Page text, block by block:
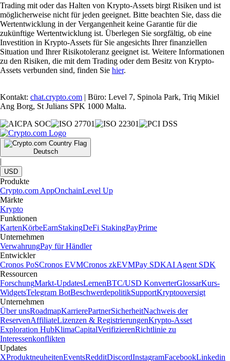
Trading mit oder das Halten von Krypto-Assets birgt Risiken und ist
möglicherweise nicht für jeden geeignet. Bitte beachten Sie, dass die
Wertentwicklung in der Vergangenheit keine Garantie für die
zukünftige Wertentwicklung ist. Überlegen Sie sorgfältig, ob eine
Investition in Krypto-Assets für Sie angesichts Ihrer finanziellen
Situation und Ihrer Risikotoleranz geeignet ist. Weitere Informationen
zu den Risiken, die mit dem Trading oder dem Besitz von Krypto-
Assets verbunden sind, finden Sie hier.
Kontakt: chat.crypto.com | Büro: Level 7, Spinola Park, Triq Mikiel
Ang Borg, St Julians SPK 1000 Malta.
Deutsch
|
USD
Produkte
Crypto.com AppOnchainLevel Up
Märkte
Krypto
Funktionen
KartenKörbeEarnStakingDeFi StakingPayPrime
Unternehmen
VerwahrungPay für Händler
Entwickler
Cronos PoSCronos EVMCronos zkEVMPay SDKAI Agent SDK
Ressourcen
ForschungMarkt-UpdatesLernenBTC/USD KonverterGlossarKurs-
WidgetsTelegram BotBeschwerdepolitikSupportKryptooversigt
Unternehmen
Über unsRoadmapKarrierePartnerSicherheitNachweis der
ReservenAffiliateLizenzen & RegistrierungenKrypto-Asset
Exploration HubKlimaCapitalVerifizierenRichtlinie zu
Interessenkonflikten
Updates
XProduktneuheitenEventsRedditDiscordInstagramFacebookLinkedin